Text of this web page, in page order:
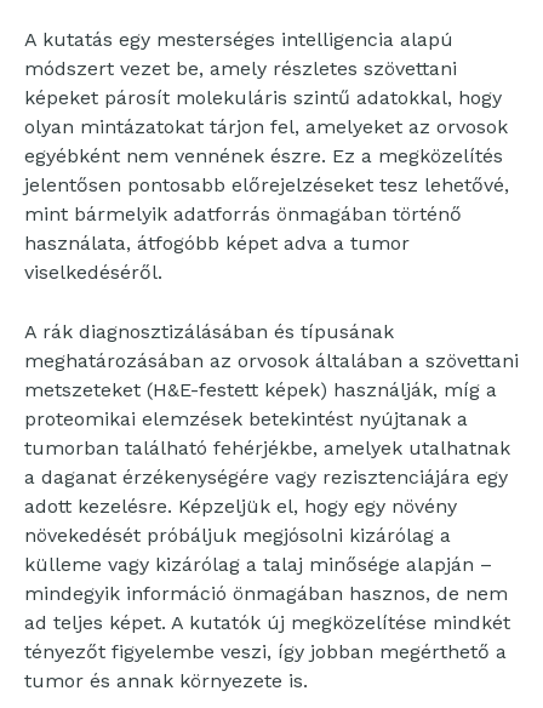
A kutatás egy mesterséges intelligencia alapú
módszert vezet be, amely részletes szövettani
képeket párosít molekuláris szintű adatokkal, hogy
olyan mintázatokat tárjon fel, amelyeket az orvosok
egyébként nem vennének észre. Ez a megközelítés
jelentősen pontosabb előrejelzéseket tesz lehetővé,
mint bármelyik adatforrás önmagában történő
használata, átfogóbb képet adva a tumor
viselkedéséről.
A rák diagnosztizálásában és típusának
meghatározásában az orvosok általában a szövettani
metszeteket (H&E-festett képek) használják, míg a
proteomikai elemzések betekintést nyújtanak a
tumorban található fehérjékbe, amelyek utalhatnak
a daganat érzékenységére vagy rezisztenciájára egy
adott kezelésre. Képzeljük el, hogy egy növény
növekedését próbáljuk megjósolni kizárólag a
külleme vagy kizárólag a talaj minősége alapján –
mindegyik információ önmagában hasznos, de nem
ad teljes képet. A kutatók új megközelítése mindkét
tényezőt figyelembe veszi, így jobban megérthető a
tumor és annak környezete is.